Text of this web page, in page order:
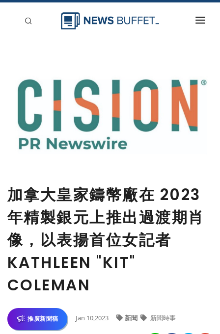
登入
加拿大皇家鑄幣廠在 2023
年精製銀元上推出過渡期肖
像，以表揚首位女記者
KATHLEEN "KIT"
COLEMAN
推廣新聞稿 Jan 10,2023 新聞 新聞時事